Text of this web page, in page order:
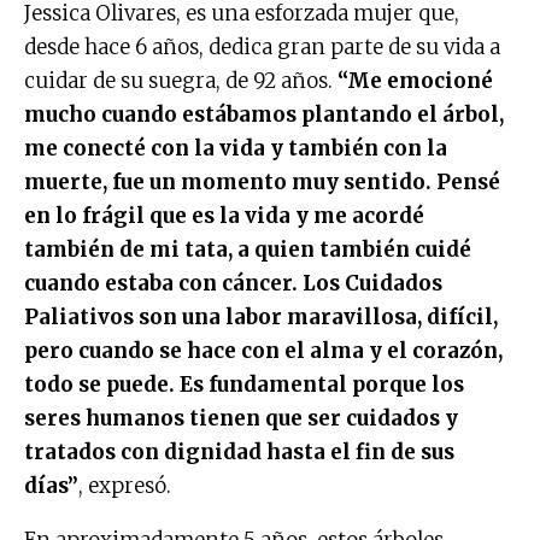
Jessica Olivares, es una esforzada mujer que,
desde hace 6 años, dedica gran parte de su vida a
cuidar de su suegra, de 92 años. “Me emocioné
mucho cuando estábamos plantando el árbol,
me conecté con la vida y también con la
muerte, fue un momento muy sentido. Pensé
en lo frágil que es la vida y me acordé
también de mi tata, a quien también cuidé
cuando estaba con cáncer. Los Cuidados
Paliativos son una labor maravillosa, difícil,
pero cuando se hace con el alma y el corazón,
todo se puede. Es fundamental porque los
seres humanos tienen que ser cuidados y
tratados con dignidad hasta el fin de sus
días”, expresó.